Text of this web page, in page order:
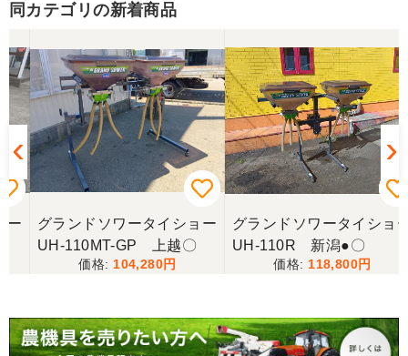
同カテゴリの新着商品
グランドソワータイショー
UH-110MT-GP 上越〇
104,280
グランドソワータイショー
UH-110R 新潟●〇
118,800